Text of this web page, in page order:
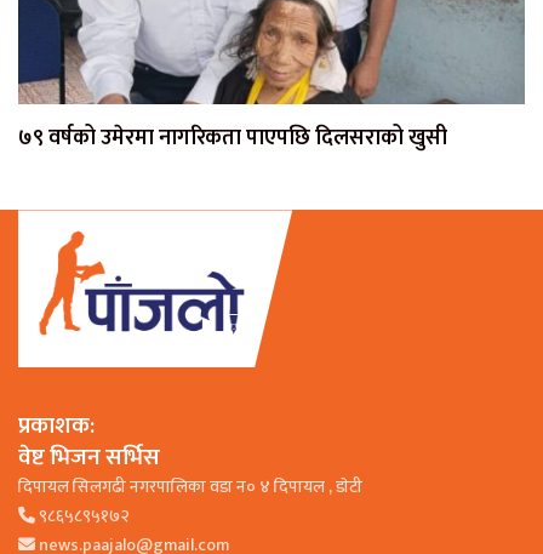
७९ वर्षको उमेरमा नागरिकता पाएपछि दिलसराको खुसी
प्रकाशक:
वेष्ट भिजन सर्भिस
दिपायल सिलगढी नगरपालिका वडा न० ४ दिपायल , डाेटी
९८६५८९५१७२
news.paajalo@gmail.com